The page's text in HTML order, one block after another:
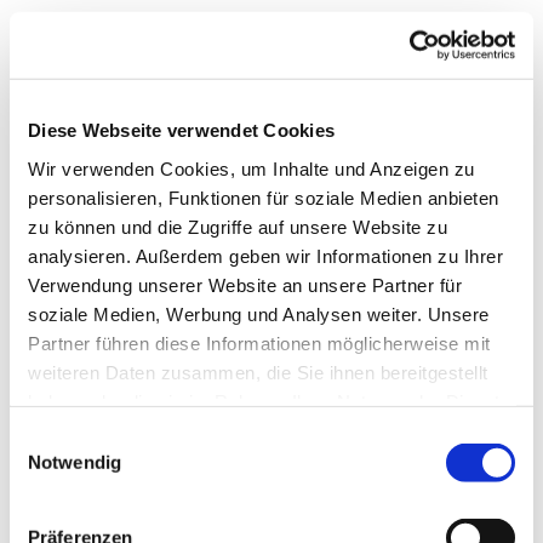
Diese Webseite verwendet Cookies
Wir verwenden Cookies, um Inhalte und Anzeigen zu
personalisieren, Funktionen für soziale Medien anbieten
zu können und die Zugriffe auf unsere Website zu
analysieren. Außerdem geben wir Informationen zu Ihrer
Verwendung unserer Website an unsere Partner für
soziale Medien, Werbung und Analysen weiter. Unsere
Partner führen diese Informationen möglicherweise mit
weiteren Daten zusammen, die Sie ihnen bereitgestellt
Notwendig
Präferenzen
ZUM ZWECKE DER DIREKTWERBUNG VERWENDET (WIDERSPRUCH
NACH ART. 21 ABS. 2 DSGVO).
behörde
Im Falle von Verstößen gegen die DSGVO steht den Betroffenen
ein Beschwerderecht bei einer Aufsichtsbehörde, insbesondere
in dem Mitgliedstaat ihres gewöhnlichen Aufenthalts, ihres
Arbeitsplatzes oder des Orts des mutmaßlichen Verstoßes zu.
Das Beschwerderecht besteht unbeschadet anderweitiger
verwaltungsrechtlicher oder gerichtlicher Rechtsbehelfe.
Sie haben das Recht, Daten, die wir auf Grundlage Ihrer
verarbeiten, an sich oder an einen Dritten in einem gängigen,